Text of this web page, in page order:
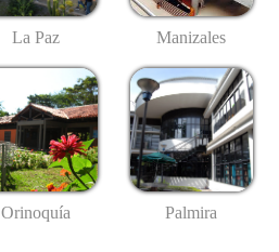
La Paz Manizales
Orinoquía Palmira